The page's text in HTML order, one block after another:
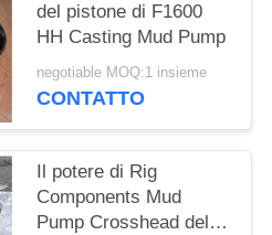
del pistone di F1600
HH Casting Mud Pump
negotiable MOQ:1 insieme
CONTATTO
Il potere di Rig
Components Mud
Pump Crosshead della